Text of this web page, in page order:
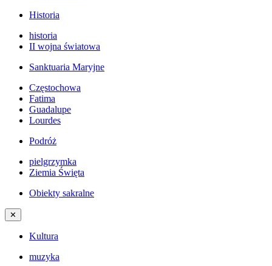
Historia
historia
II wojna światowa
Sanktuaria Maryjne
Częstochowa
Fatima
Guadalupe
Lourdes
Podróż
pielgrzymka
Ziemia Święta
Obiekty sakralne
✕
Kultura
muzyka